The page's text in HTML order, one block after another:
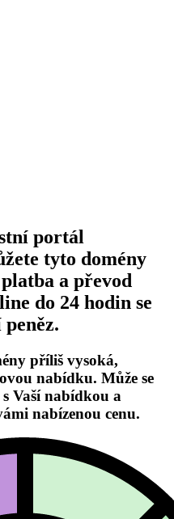
portál
tyto domény
a převod
do 24 hodin se
příliš vysoká,
nabídku. Může se
Vaší nabídkou a
nabízenou cenu.